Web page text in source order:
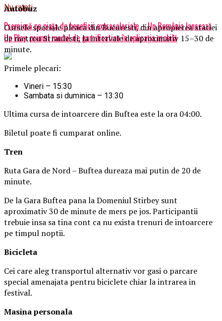
Nu ratati
Premieră pe piața de beneficii extrasalariale – Up România lansează
Up Play, primul modul de gamification în aplicația mobilă
Autobuz
Cursele speciale pleaca din Bucuresti, din apropierea statiei
de metrou Straulesti, la intervale de aproximativ 15–30 de
minute.
Primele plecari:
Vineri – 15:30
Sambata si duminica – 13:30
Ultima cursa de intoarcere din Buftea este la ora 04:00.
Biletul poate fi cumparat online.
Tren
Ruta Gara de Nord – Buftea dureaza mai putin de 20 de
minute.
De la Gara Buftea pana la Domeniul Stirbey sunt
aproximativ 30 de minute de mers pe jos. Participantii
trebuie insa sa tina cont ca nu exista trenuri de intoarcere
pe timpul noptii.
Bicicleta
Cei care aleg transportul alternativ vor gasi o parcare
special amenajata pentru biciclete chiar la intrarea in
festival.
Masinapersonala